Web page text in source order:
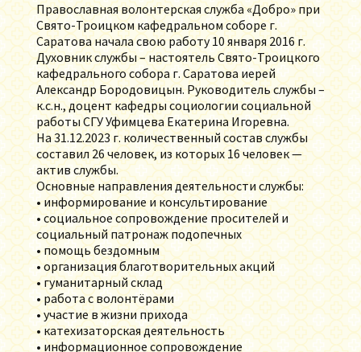
Православная волонтерская служба «Добро» при
Свято-Троицком кафедральном соборе г.
Саратова начала свою работу 10 января 2016 г.
Духовник службы – настоятель Свято-Троицкого
кафедрального собора г. Саратова иерей
Александр Бородовицын. Руководитель службы –
к.с.н., доцент кафедры социологии социальной
работы СГУ Уфимцева Екатерина Игоревна.
На 31.12.2023 г. количественный состав службы
составил 26 человек, из которых 16 человек —
актив службы.
Основные направления деятельности службы:
• информирование и консультирование
• социальное сопровождение просителей и
социальный патронаж подопечных
• помощь бездомным
• организация благотворительных акций
• гуманитарный склад
• работа с волонтёрами
• участие в жизни прихода
• катехизаторская деятельность
• информационное сопровождение